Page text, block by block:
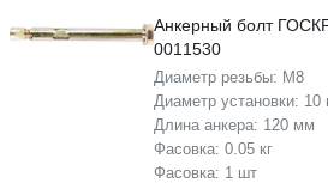
Анкерный болт
0011530
Диаметр резьбы: М8
Диаметр установки: 10
Длина анкера: 120 мм
Фасовка: 0.05 кг
Фасовка: 1 шт